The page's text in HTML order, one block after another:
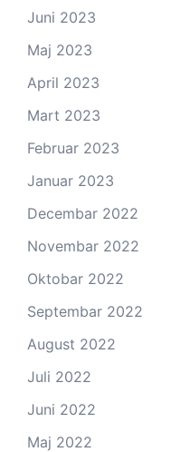
Juni 2023
Maj 2023
April 2023
Mart 2023
Februar 2023
Januar 2023
Decembar 2022
Novembar 2022
Oktobar 2022
Septembar 2022
August 2022
Juli 2022
Juni 2022
Maj 2022